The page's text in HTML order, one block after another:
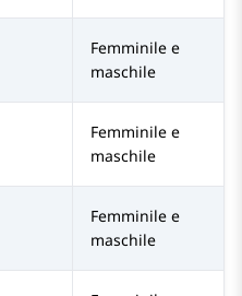
Femminile e
maschile
Femminile e
maschile
Femminile e
maschile